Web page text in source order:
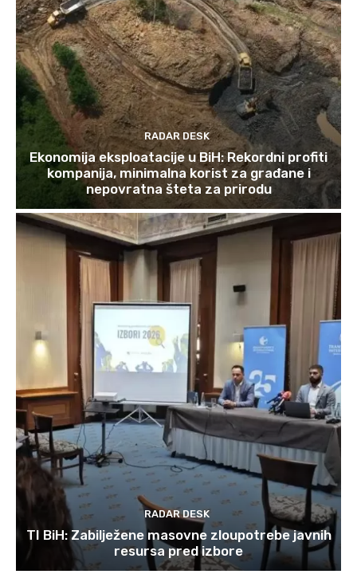
RADAR DESK
Ekonomija eksploatacije u BiH: Rekordni profiti
kompanija, minimalna korist za građane i
nepovratna šteta za prirodu
RADAR DESK
TI BiH: Zabilježene masovne zloupotrebe javnih
resursa pred izbore